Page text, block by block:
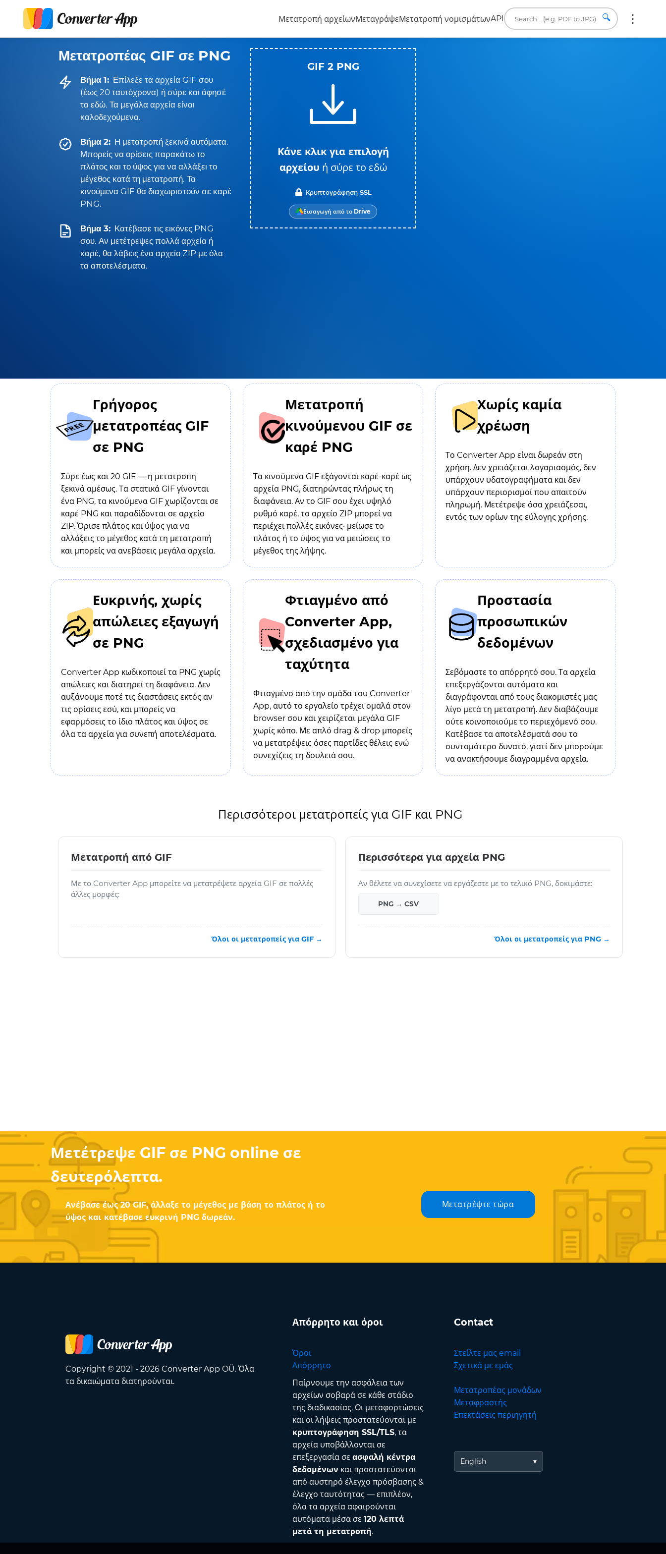
Μετατροπή αρχείωνΜεταγράψεΜετατροπή νομισμάτωνAPI 🔍
Μετατροπέας GIF σε PNG
Βήμα 1: Επίλεξε τα αρχεία GIF σου
(έως 20 ταυτόχρονα) ή σύρε και άφησέ
τα εδώ. Τα μεγάλα αρχεία είναι
καλοδεχούμενα.
Βήμα 2: Η μετατροπή ξεκινά αυτόματα.
Μπορείς να ορίσεις παρακάτω το
πλάτος και το ύψος για να αλλάξει το
μέγεθος κατά τη μετατροπή. Τα
κινούμενα GIF θα διαχωριστούν σε καρέ
PNG.
Βήμα 3: Κατέβασε τις εικόνες PNG
σου. Αν μετέτρεψες πολλά αρχεία ή
καρέ, θα λάβεις ένα αρχείο ZIP με όλα
τα αποτελέσματα.
GIF 2 PNG
Κάνε κλικ για επιλογή
αρχείου ή σύρε το εδώ
Κρυπτογράφηση SSL
Εισαγωγή από το Drive
Γρήγορος
μετατροπέας GIF
σε PNG
Σύρε έως και 20 GIF — η μετατροπή
ξεκινά αμέσως. Τα στατικά GIF γίνονται
ένα PNG, τα κινούμενα GIF χωρίζονται σε
καρέ PNG και παραδίδονται σε αρχείο
ZIP. Όρισε πλάτος και ύψος για να
αλλάξεις το μέγεθος κατά τη μετατροπή
και μπορείς να ανεβάσεις μεγάλα αρχεία.
Μετατροπή
κινούμενου GIF σε
καρέ PNG
Τα κινούμενα GIF εξάγονται καρέ-καρέ ως
αρχεία PNG, διατηρώντας πλήρως τη
διαφάνεια. Αν το GIF σου έχει υψηλό
ρυθμό καρέ, το αρχείο ZIP μπορεί να
περιέχει πολλές εικόνες· μείωσε το
πλάτος ή το ύψος για να μειώσεις το
μέγεθος της λήψης.
Χωρίς καμία
χρέωση
Το Converter App είναι δωρεάν στη
χρήση. Δεν χρειάζεται λογαριασμός, δεν
υπάρχουν υδατογραφήματα και δεν
υπάρχουν περιορισμοί που απαιτούν
πληρωμή. Μετέτρεψε όσα χρειάζεσαι,
εντός των ορίων της εύλογης χρήσης.
Ευκρινής, χωρίς
απώλειες εξαγωγή
σε PNG
Converter App κωδικοποιεί τα PNG χωρίς
απώλειες και διατηρεί τη διαφάνεια. Δεν
αυξάνουμε ποτέ τις διαστάσεις εκτός αν
τις ορίσεις εσύ, και μπορείς να
εφαρμόσεις το ίδιο πλάτος και ύψος σε
όλα τα αρχεία για συνεπή αποτελέσματα.
Φτιαγμένο από
Converter App,
σχεδιασμένο για
ταχύτητα
Φτιαγμένο από την ομάδα του Converter
App, αυτό το εργαλείο τρέχει ομαλά στον
browser σου και χειρίζεται μεγάλα GIF
χωρίς κόπο. Με απλό drag & drop μπορείς
να μετατρέψεις όσες παρτίδες θέλεις ενώ
συνεχίζεις τη δουλειά σου.
Προστασία
προσωπικών
δεδομένων
Σεβόμαστε το απόρρητό σου. Τα αρχεία
επεξεργάζονται αυτόματα και
διαγράφονται από τους διακομιστές μας
λίγο μετά τη μετατροπή. Δεν διαβάζουμε
ούτε κοινοποιούμε το περιεχόμενό σου.
Κατέβασε τα αποτελέσματά σου το
συντομότερο δυνατό, γιατί δεν μπορούμε
να ανακτήσουμε διαγραμμένα αρχεία.
Περισσότεροι μετατροπείς για GIF και PNG
Μετατροπή από GIF
Με το Converter App μπορείτε να μετατρέψετε αρχεία GIF σε πολλές
άλλες μορφές:
Όλοι οι μετατροπείς για GIF →
Περισσότερα για αρχεία PNG
Αν θέλετε να συνεχίσετε να εργάζεστε με το τελικό PNG, δοκιμάστε:
PNG → CSV
Όλοι οι μετατροπείς για PNG →
Μετέτρεψε GIF σε PNG online σε
δευτερόλεπτα.
Ανέβασε έως 20 GIF, άλλαξε το μέγεθος με βάση το πλάτος ή το
ύψος και κατέβασε ευκρινή PNG δωρεάν.
Μετατρέψτε τώρα
Copyright © 2021 - 2026 Converter App OÜ. Όλα
τα δικαιώματα διατηρούνται.
Απόρρητο και όροι
Όροι
Απόρρητο
Παίρνουμε την ασφάλεια των
αρχείων σοβαρά σε κάθε στάδιο
της διαδικασίας. Οι μεταφορτώσεις
και οι λήψεις προστατεύονται με
κρυπτογράφηση SSL/TLS, τα
αρχεία υποβάλλονται σε
επεξεργασία σε ασφαλή κέντρα
δεδομένων και προστατεύονται
από αυστηρό έλεγχο πρόσβασης &
έλεγχο ταυτότητας — επιπλέον,
όλα τα αρχεία αφαιρούνται
αυτόματα μέσα σε 120 λεπτά
μετά τη μετατροπή.
Contact
Στείλτε μας email
Σχετικά με εμάς
Μετατροπέας μονάδων
Μεταφραστής
Επεκτάσεις περιηγητή
English